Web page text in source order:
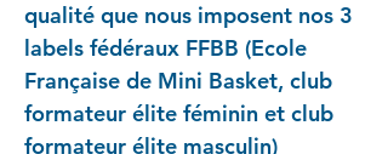
qualité que nous imposent nos 3
labels fédéraux FFBB (Ecole
Française de Mini Basket, club
formateur élite féminin et club
formateur élite masculin)